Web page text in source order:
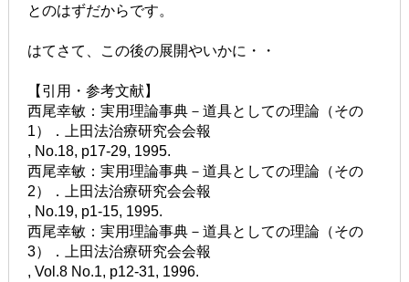
とのはずだからです。
はてさて、この後の展開やいかに・・
【引用・参考文献】
西尾幸敏：実用理論事典－道具としての理論（その
1）．上田法治療研究会会報
, No.18, p17-29, 1995.
西尾幸敏：実用理論事典－道具としての理論（その
2）．上田法治療研究会会報
, No.19, p1-15, 1995.
西尾幸敏：実用理論事典－道具としての理論（その
3）．上田法治療研究会会報
, Vol.8 No.1, p12-31, 1996.